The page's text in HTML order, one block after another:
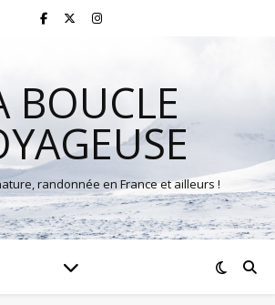
BOUCLE
randonnée en France et ailleurs !